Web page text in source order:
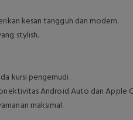
kesan tangguh dan modern.
stylish.
kursi pengemudi.
Android Auto dan Apple
maksimal.